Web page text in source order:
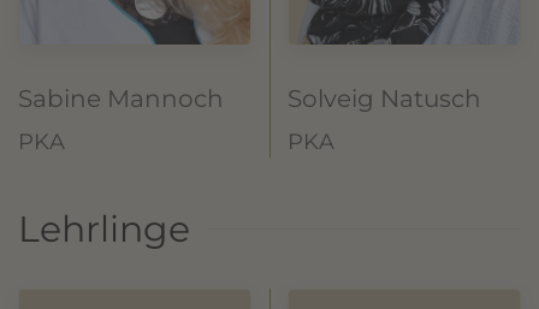
Sabine Mannoch
PKA
Solveig Natusch
PKA
Lehrlinge